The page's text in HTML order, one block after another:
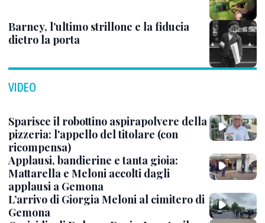
Barney, l’ultimo strillone e la fiducia
dietro la porta
VIDEO
Sparisce il robottino aspirapolvere della
pizzeria: l'appello del titolare (con
ricompensa)
Applausi, bandierine e tanta gioia:
Mattarella e Meloni accolti dagli
applausi a Gemona
L’arrivo di Giorgia Meloni al cimitero di
Gemona